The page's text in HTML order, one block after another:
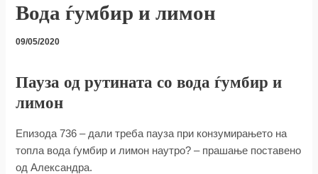
Вода ѓумбир и лимон
09/05/2020
Пауза од рутината со вода ѓумбир и
лимон
Епизода 736 – дали треба пауза при конзумирањето на
топла вода ѓумбир и лимон наутро? – прашање поставено
од Александра.